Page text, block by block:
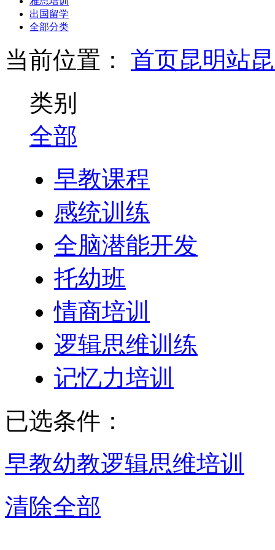
出国留学
全部分类
当前位置： 首页昆明站
类别
全部
早教课程
感统训练
全脑潜能开发
托幼班
情商培训
逻辑思维训练
记忆力培训
已选条件：
早教幼教逻辑思维培训
清除全部